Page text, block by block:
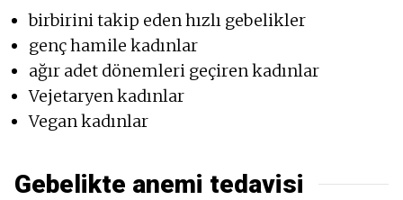
birbirini takip eden hızlı gebelikler
genç hamile kadınlar
ağır adet dönemleri geçiren kadınlar
Vejetaryen kadınlar
Vegan kadınlar
Gebelikte anemi tedavisi